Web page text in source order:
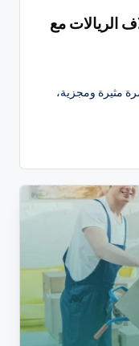
الريالات مع
مثيرة ومجزية،